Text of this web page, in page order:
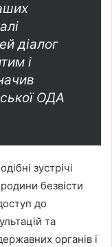
діалог
і
ОДА
зустрічі
безвісти
до
та
органів і